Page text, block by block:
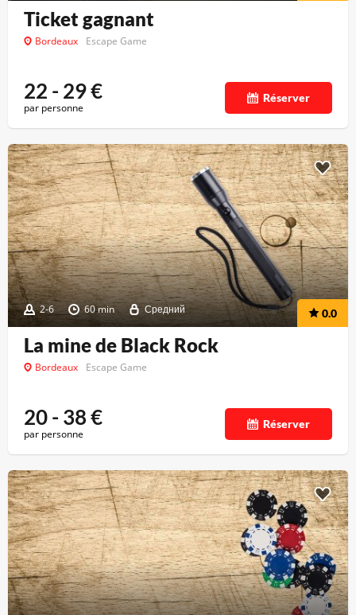
Ticket gagnant
Bordeaux Escape Game
22 - 29€
par personne
Réserver
2-6 60 min Средний 0.0
La mine de Black Rock
Bordeaux Escape Game
20 - 38€
par personne
Réserver